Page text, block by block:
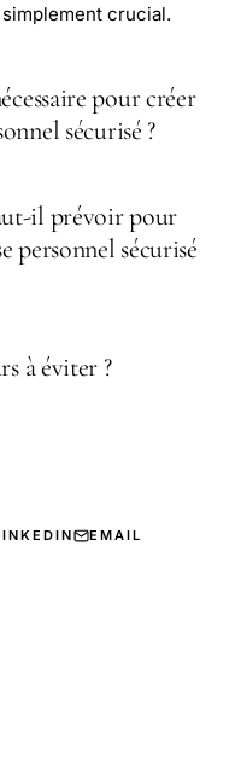
crucial.
pour créer
sécurisé ?
il prévoir pour
personnel sécurisé
à éviter ?
EMAIL